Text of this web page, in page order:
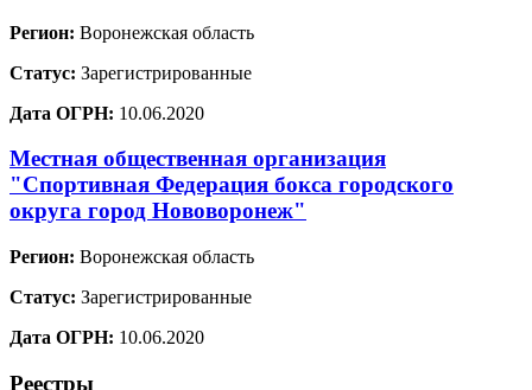
Регион: Воронежская область
Статус: Зарегистрированные
Дата ОГРН: 10.06.2020
Местная общественная организация
"Спортивная Федерация бокса городского
округа город Нововоронеж"
Регион: Воронежская область
Статус: Зарегистрированные
Дата ОГРН: 10.06.2020
Реестры